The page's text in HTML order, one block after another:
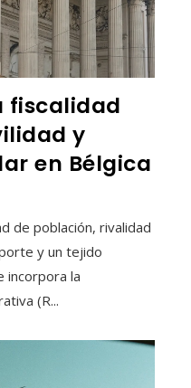
fiscalidad
y
en Bélgica
de población, rivalidad
y un tejido
incorpora la
(R...